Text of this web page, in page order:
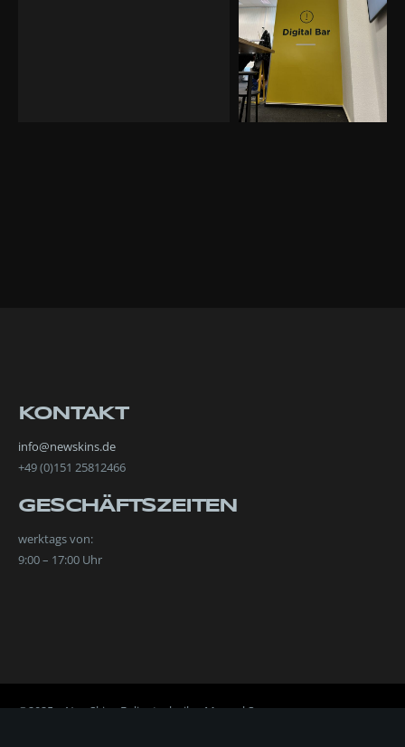
KONTAKT
info@newskins.de
+49 (0)151 25812466
GESCHÄFTSZEITEN
werktags von:
9:00 – 17:00 Uhr
©2025 – NewSkins Folientechnik – Manuel Smen